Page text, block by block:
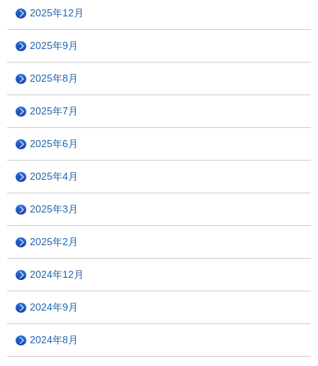
2025年12月
2025年9月
2025年8月
2025年7月
2025年6月
2025年4月
2025年3月
2025年2月
2024年12月
2024年9月
2024年8月